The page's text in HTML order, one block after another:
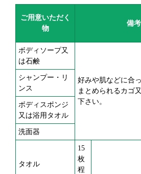
ご用意いただく
物
備考
ボディソープ又
は石鹸
好みや肌などに合
まとめられるカゴ
下さい。
シャンプー・リ
ンス
ボディスポンジ
又は浴用タオル
洗面器
タオル
15
枚
程